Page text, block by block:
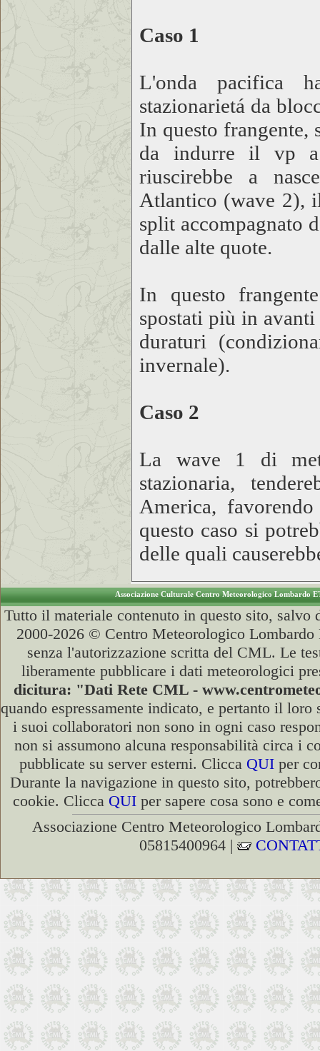
Caso 1
L'onda pacifica
stazionarietá da
In questo frangente,
da indurre il vp a
riuscirebbe a
Atlantico (wave 2),
split accompagnato
dalle alte quote.
In questo
spostati più in
duraturi
invernale).
Caso 2
La wave 1 di
stazionaria,
America,
questo caso si
delle quali
Associazione Culturale Centro Meteorologico Lombardo
Tutto il materiale contenuto in questo sito, salvo
2000-2026 © Centro Meteorologico
senza l'autorizzazione scritta del CML. Le
liberamente pubblicare i dati meteorologici
dicitura: "Dati Rete CML -
quando espressamente indicato, e pertanto il
i suoi collaboratori non sono in ogni caso
non si assumono alcuna responsabilità circa i
pubblicate su server esterni. Clicca QUIper
Durante la navigazione in questo sito,
cookie. Clicca QUI per sapere cosa sono e
Associazione Centro Meteorologico
05815400964 |